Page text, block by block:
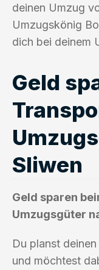
deinen Umzug
Umzugskönig
dich bei deinem
Geld
Sliwen
Geld sparen
Umzugsgüter
Du planst
und möchtest